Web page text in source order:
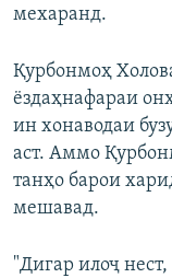
мехаранд.
Қурбонмоҳ
ёздаҳнафараи
ин хонаводаи
аст. Аммо
танҳо барои
мешавад.
"Дигар илоҷ